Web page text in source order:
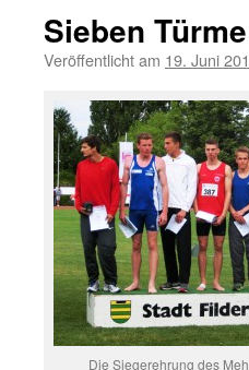
Sieben
Veröffentlicht am 19. Juni
Die Siegerehrung des